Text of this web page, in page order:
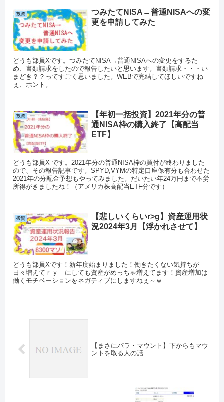
投資
つみたてNISA→普通NISAへの変
更を申請してみた
どうも部員Xです。つみたてNISA→普通NISAへの変更をするた
め、書類請求をしたので報告したいと思います。書類請求・・・い
まどき？？ってすごく思いました。WEBで完結してほしいですね
ぇ、ホント。
投資
【年初一括投資】2021年分の普
通NISA枠の購入終了【高配当
ETF】
どうも部員X です。2021年分の普通NISA枠の買付が終わりました
ので、その報告記事です。SPYD,VYMの特定口座保有分も合わせた
2021年の分配金予想もやってみました。だいたい年24万円まで不労
所得がきましたね！（アメリカ株高配当ETF分です）
投資
【悲しいくらいr>g】資産運用状
況2024年3月【浮かれさせて】
どうも部員Xです！新年度始まりました！働きたくない気持ちが
日々増えてｒｙ にしても資産がめっちゃ増えてます！資産増加は
働くモチベーションをネガティブにしますねぇ～ｗ
【まさにパラ・マウント】下からもマウ
ントを取る人の話